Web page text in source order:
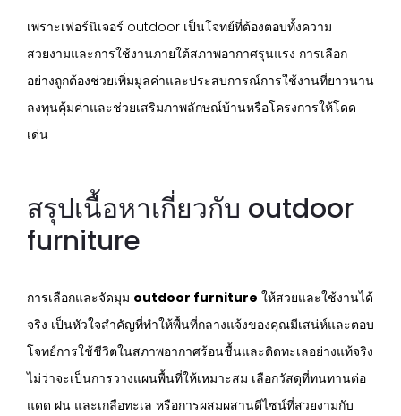
เพราะเฟอร์นิเจอร์ outdoor เป็นโจทย์ที่ต้องตอบทั้งความ
สวยงามและการใช้งานภายใต้สภาพอากาศรุนแรง การเลือก
อย่างถูกต้องช่วยเพิ่มมูลค่าและประสบการณ์การใช้งานที่ยาวนาน
ลงทุนคุ้มค่าและช่วยเสริมภาพลักษณ์บ้านหรือโครงการให้โดด
เด่น
สรุปเนื้อหาเกี่ยวกับ outdoor
furniture
การเลือกและจัดมุม outdoor furniture ให้สวยและใช้งานได้
จริง เป็นหัวใจสำคัญที่ทำให้พื้นที่กลางแจ้งของคุณมีเสน่ห์และตอบ
โจทย์การใช้ชีวิตในสภาพอากาศร้อนชื้นและติดทะเลอย่างแท้จริง
ไม่ว่าจะเป็นการวางแผนพื้นที่ให้เหมาะสม เลือกวัสดุที่ทนทานต่อ
แดด ฝน และเกลือทะเล หรือการผสมผสานดีไซน์ที่สวยงามกับ